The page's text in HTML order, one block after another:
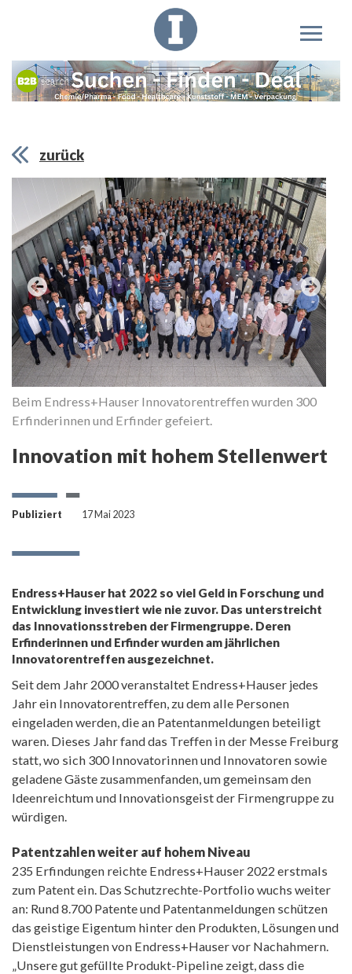
zurück
Beim Endress+Hauser Innovatorentreffen wurden 300
Erfinderinnen und Erfinder gefeiert.
Innovation mit hohem Stellenwert
Publiziert 17 Mai 2023
Endress+Hauser hat 2022 so viel Geld in Forschung und
Entwicklung investiert wie nie zuvor. Das unterstreicht
das Innovationsstreben der Firmengruppe. Deren
Erfinderinnen und Erfinder wurden am jährlichen
Innovatorentreffen ausgezeichnet.
Seit dem Jahr 2000 veranstaltet Endress+Hauser jedes
Jahr ein Innovatorentreffen, zu dem alle Personen
eingeladen werden, die an Patentanmeldungen beteiligt
waren. Dieses Jahr fand das Treffen in der Messe Freiburg
statt, wo sich 300 Innovatorinnen und Innovatoren sowie
geladene Gäste zusammenfanden, um gemeinsam den
Ideenreichtum und Innovationsgeist der Firmengruppe zu
würdigen.
Patentzahlen weiter auf hohem Niveau
235 Erfindungen reichte Endress+Hauser 2022 erstmals
zum Patent ein. Das Schutzrechte-Portfolio wuchs weiter
an: Rund 8.700 Patente und Patentanmeldungen schützen
das geistige Eigentum hinter den Produkten, Lösungen und
Dienstleistungen von Endress+Hauser vor Nachahmern.
„Unsere gut gefüllte Produkt-Pipeline zeigt, dass die